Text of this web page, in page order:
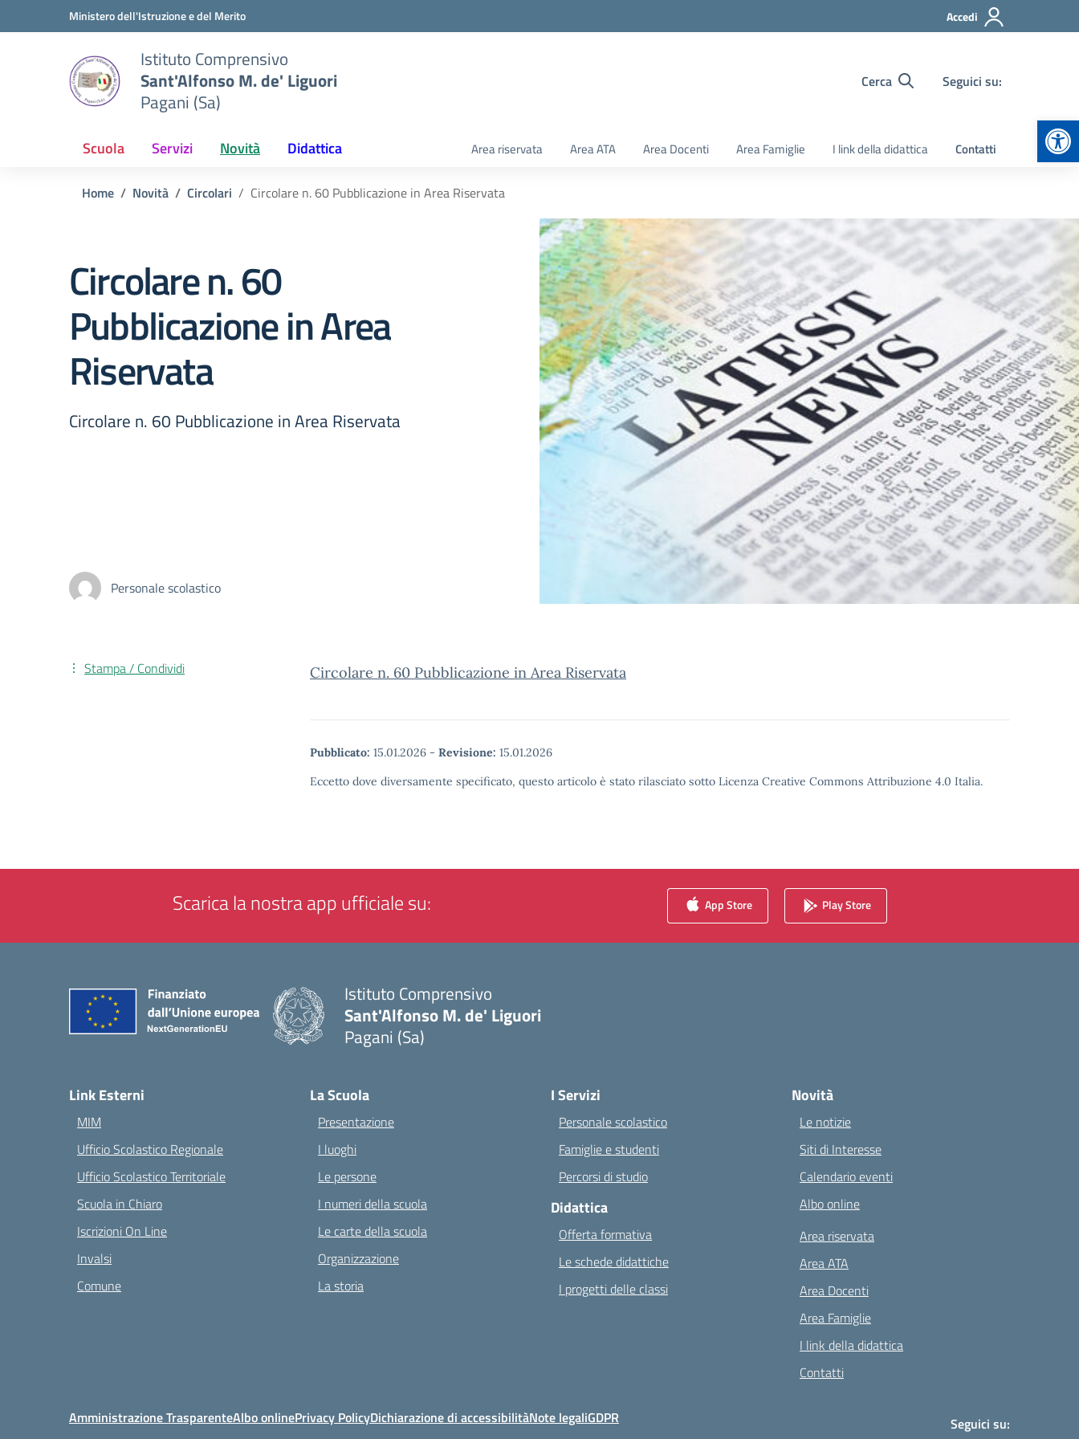
Vai ai contenuti
Vai al menu di navigazioneMinistero dell'Istruzione e del Merito Accedi
Istituto Comprensivo
Sant'Alfonso M. de' Liguori
Pagani (Sa)
Cerca Seguici su:
Scuola Servizi Novità Didattica Area riservata Area ATA Area Docenti Area Famiglie I link della didattica Contatti
Home Novità Circolari Circolare n. 60 Pubblicazione in Area Riservata
Circolare n. 60
Pubblicazione in Area
Riservata
Circolare n. 60 Pubblicazione in Area Riservata
Personale scolastico
Circolare n. 60 Pubblicazione in Area Riservata
Pubblicato: 15.01.2026 - Revisione: 15.01.2026
Eccetto dove diversamente specificato, questo articolo è stato rilasciato sotto Licenza Creative Commons Attribuzione 4.0 Italia.
Stampa / Condividi
Scarica la nostra app ufficiale su: App Store Play Store
Istituto Comprensivo
Sant'Alfonso M. de' Liguori
Pagani (Sa)
Link Esterni
MIM
Ufficio Scolastico Regionale
Ufficio Scolastico Territoriale
Scuola in Chiaro
Iscrizioni On Line
Invalsi
Comune
La Scuola
Presentazione
I luoghi
Le persone
I numeri della scuola
Le carte della scuola
Organizzazione
La storia
I Servizi
Personale scolastico
Famiglie e studenti
Percorsi di studio
Didattica
Offerta formativa
Le schede didattiche
I progetti delle classi
Novità
Le notizie
Siti di Interesse
Calendario eventi
Albo online
Area riservata
Area ATA
Area Docenti
Area Famiglie
I link della didattica
Contatti
Amministrazione TrasparenteAlbo onlinePrivacy PolicyDichiarazione di accessibilitàNote legaliGDPR Seguici su: